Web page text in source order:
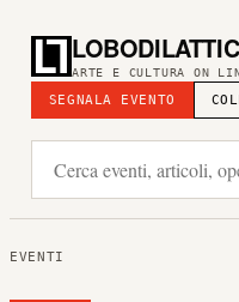
ARTE E CULTURA ON
SEGNALA EVENTO
EVENTI